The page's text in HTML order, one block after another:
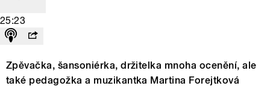
25:23
Zpěvačka, šansoniérka, držitelka mnoha ocenění, ale
také pedagožka a muzikantka Martina Forejtková